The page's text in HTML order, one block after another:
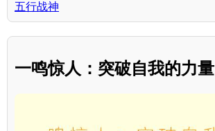
五行战神
一鸣惊人：突破自我的力量